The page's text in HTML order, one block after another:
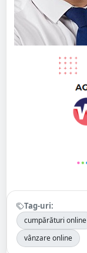
Tag-uri:
cumpărături online
vânzare online